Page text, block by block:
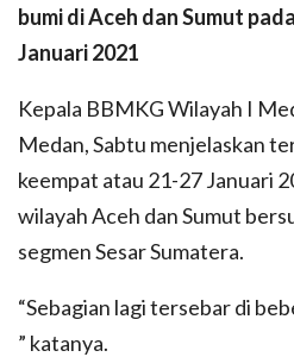
bumi di Aceh dan Sumut
Januari 2021
Kepala BBMKG Wilayah I
Medan, Sabtu menjelaskan
keempat atau 21-27 Januari
wilayah Aceh dan Sumut
segmen Sesar Sumatera.
“Sebagian lagi tersebar di
” katanya.